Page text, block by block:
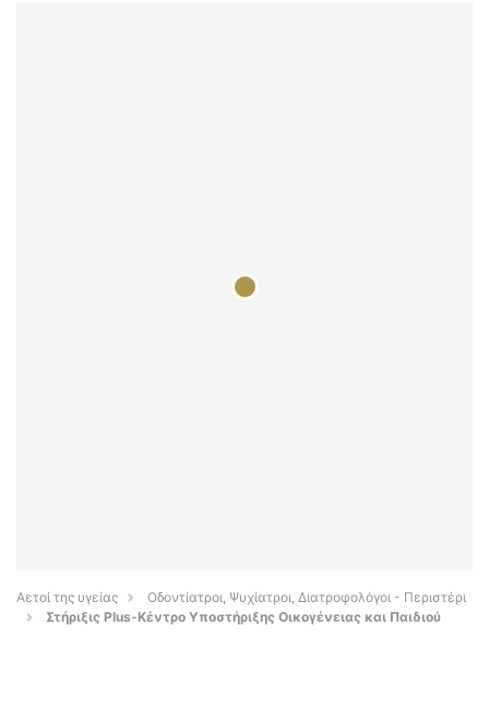
Αετοί της υγείας
Οδοντίατροι, Ψυχίατροι, Διατροφολόγοι - Περιστέρι
Στήριξις Plus-Κέντρο Υποστήριξης Οικογένειας και Παιδιού